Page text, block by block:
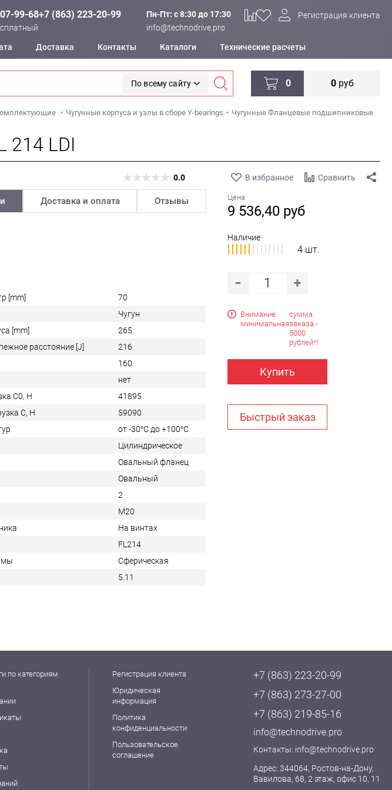
99-68+7 (863) 223-20-99
Пн-Пт: c 8:30 до 17:30
info@technodrive.pro
Регистрация клиента
Доставка Контакты Каталоги Технические расчеты
По всему сайту 0 0руб
Чугунные корпуса и узлы в сборе Y-bearings
Чугунные Фланцевые подшипниковые
214 LDI
0.0 В избранное Сравнить
Цена
9 536,40 руб
Наличие
4 шт.
Внимание:
минимальная
сумма
заказа -
5000
рублей!!!
Купить
Быстрый заказ
Доставка и оплата Отзывы
[mm]
70
Чугун
[mm]
265
расстояние [J]
216
160
нет
C0, Н
41895
C, Н
59090
от -30°C до +100°C
Цилиндрическое
Овальный фланец
Овальный
2
M20
На винтах
FL214
Сферическая
5.11
по категориям
Регистрация клиента
Юридическая
информация
Политика
конфиденциальности
Пользовательское
соглашение
+7 (863) 223-20-99
+7 (863) 273-27-00
+7 (863) 219-85-16
info@technodrive.pro
Контакты: info@technodrive.pro
Адрес: 344064, Ростов-на-Дону,
Вавилова, 68, 2 этаж, офис 10, 11